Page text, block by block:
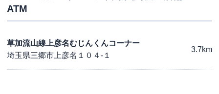
ATM
草加流山線上彦名むじんくんコーナー
埼玉県三郷市上彦名１０４-１
3.7km